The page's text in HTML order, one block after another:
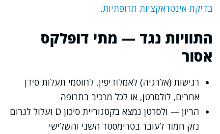
בדיקת אינטראקציות תרופתיות.
התוויות נגד — מתי דופלקס
אסור
רגישות (אלרגיה) לאמלודיפין, לחוסמי תעלות סידן
אחרים, לולסרטן, או לכל מרכיב בתרופה
הריון — ולסרטן נמצא בקטגוריית סיכון D ועלול לגרום
נזק חמור לעובר בטרימסטר השני והשלישי